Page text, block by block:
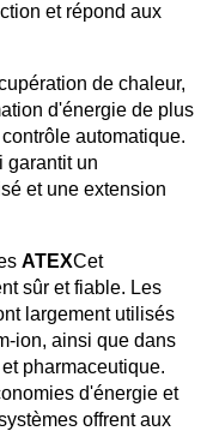
et répond aux
de chaleur,
d'énergie de plus
automatique.
garantit un
et une extension
ATEXCet
sûr et fiable. Les
largement utilisés
ion, ainsi que dans
pharmaceutique.
d'énergie et
offrent aux